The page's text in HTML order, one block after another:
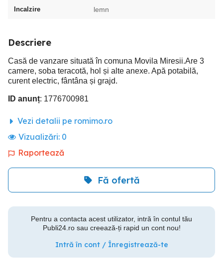
Incalzire lemn
Descriere
Casă de vanzare situată în comuna Movila Miresii.Are 3
camere, soba teracotă, hol și alte anexe. Apă potabilă,
curent electric, fântâna și grajd.
ID anunț: 1776700981
Vezi detalii pe romimo.ro
Vizualizări: 0
Raportează
Fă ofertă
Pentru a contacta acest utilizator, intră în contul tău
Publi24.ro sau creează-ți rapid un cont nou!
Intră în cont / Înregistrează-te